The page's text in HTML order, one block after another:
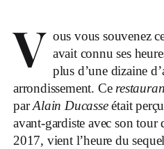
V ous vous souvenez
avait connu ses
plus d’une dizaine
arrondissement. Ce
parAlain Ducasseétait
avant-gardiste avec son
2017, vient l’heure du